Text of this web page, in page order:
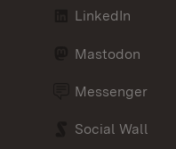
LinkedIn
Mastodon
Messenger
Social Wall